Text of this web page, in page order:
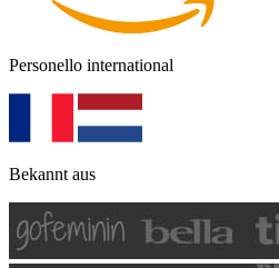
Personello international
Bekannt aus